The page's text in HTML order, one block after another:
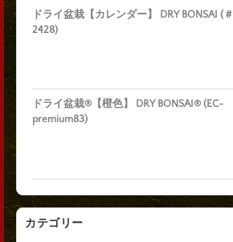
ドライ盆栽【カレンダー】 DRY BONSAI (＃
2428)
ドライ盆栽®【橙色】 DRY BONSAI® (EC-
premium83)
カテゴリー